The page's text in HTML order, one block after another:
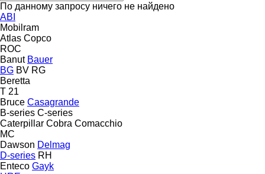
По данному запросу ничего не найдено
ABI
Mobilram
Atlas Copco
ROC
Banut Bauer
BG BV RG
Beretta
T 21
Bruce Casagrande
B-series C-series
Caterpillar Cobra Comacchio
MC
Dawson Delmag
D-series RH
Enteco Gayk